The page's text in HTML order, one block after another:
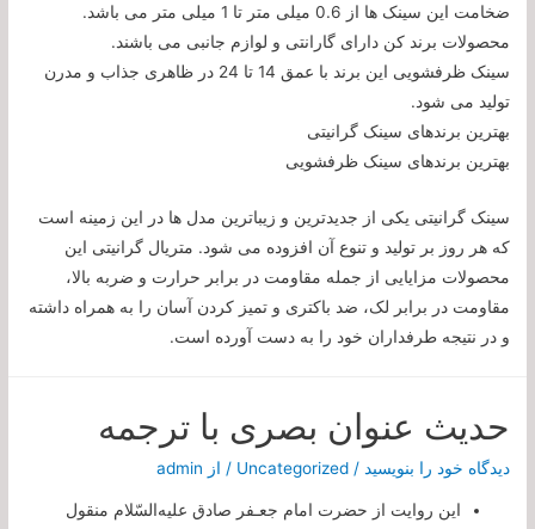
ضخامت این سینک ها از 0.6 میلی متر تا 1 میلی متر می باشد.
محصولات برند کن دارای گارانتی و لوازم جانبی می باشند.
سینک ظرفشویی این برند با عمق 14 تا 24 در ظاهری جذاب و مدرن
تولید می شود.
بهترین برندهای سینک گرانیتی
بهترین برندهای سینک ظرفشویی
سینک گرانیتی یکی از جدیدترین و زیباترین مدل ها در این زمینه است
که هر روز بر تولید و تنوع آن افزوده می شود. متریال گرانیتی این
محصولات مزایایی از جمله مقاومت در برابر حرارت و ضربه بالا،
مقاومت در برابر لک، ضد باکتری و تمیز کردن آسان را به همراه داشته
و در نتیجه طرفداران خود را به دست آورده است.
حدیث عنوان بصری با ترجمه
دیدگاه‌ خود را بنویسید /
Uncategorized / از admin
این روایت از حضرت امام جعـفر صادق علیه‌السّلام منقول